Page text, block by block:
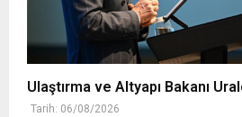
Ulaştırma ve Altyapı Bakanı
Tarih: 06/08/2026